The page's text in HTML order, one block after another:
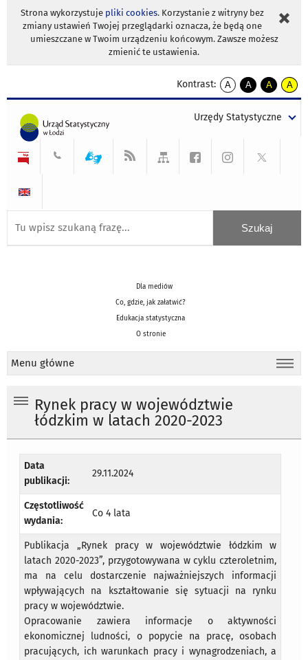
Strona wykorzystuje pliki cookies. Korzystanie z witryny bez
zmiany ustawień Twojej przeglądarki oznacza, że będą one
umieszczane w Twoim urządzeniu końcowym. Zawsze możesz
zmienić te ustawienia.
Kontrast:
A
kontrast
A
kontrast
tekst
czarnym
A
kontrast
tekst
czarnym
A
tekst
żółtym
Urzędy Statystyczne
Dla mediów
Co, gdzie, jak załatwić?
Edukacja statystyczna
O stronie
Menu główne
Rynek pracy w województwie
łódzkim w latach 2020-2023
Data
publikacji:
29.11.2024
Częstotliwość
wydania:
Co 4 lata
Publikacja „Rynek pracy w województwie łódzkim w
latach 2020-2023”, przygotowywana w cyklu czteroletnim,
ma na celu dostarczenie najważniejszych informacji
wpływających na kształtowanie się sytuacji na rynku
pracy w województwie.
Opracowanie zawiera informacje o aktywności
ekonomicznej ludności, o popycie na pracę, osobach
pracujących, ich warunkach pracy i wynagrodzeniach, a